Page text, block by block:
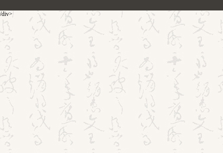
/div>